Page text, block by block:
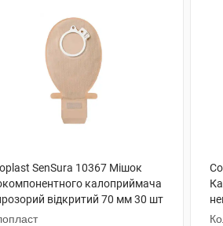
SenSura 10367 Мішок
калоприймача
відкритий 70 мм 30 шт
шт